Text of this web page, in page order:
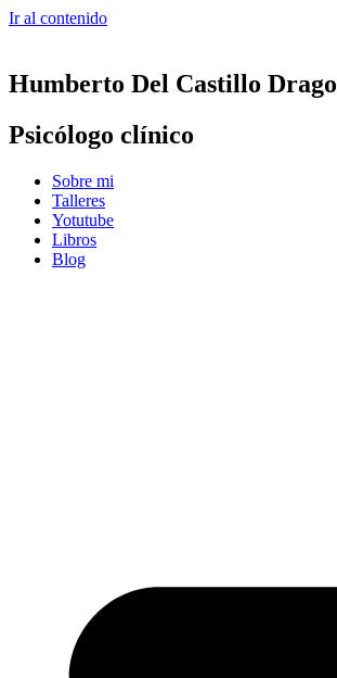
Ir al contenido
Humberto Del Castillo Drago
Psicólogo clínico
Sobre mi
Talleres
Yotutube
Libros
Blog